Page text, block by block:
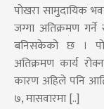
पोखरा सामुदायिक
जग्गा अतिक्रमण गर्ने
बनिसकेको छ ।
अतिक्रमण कार्य
कारण अहिले पनि
७, मासवारमा [..]